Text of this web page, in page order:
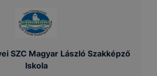
SZC Magyar László Szakképző
Iskola